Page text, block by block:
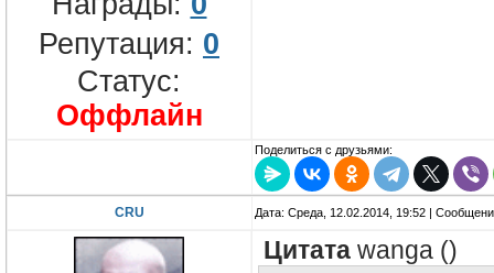
Репутация: 0
Статус:
Оффлайн
Поделиться с друзьями:
CRU Дата: Среда, 12.02.2014, 19:52 |
Цитата wanga ()